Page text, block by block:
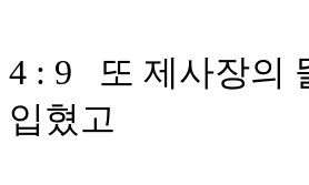
4 : 9 또 제사장의
입혔고